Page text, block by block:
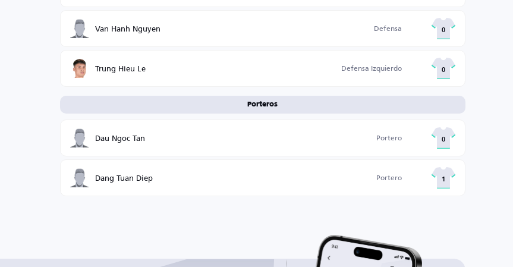
Van Hanh Nguyen Defensa 0
Trung Hieu Le Defensa Izquierdo 0
Porteros
Dau Ngoc Tan Portero 0
Dang Tuan Diep Portero 1